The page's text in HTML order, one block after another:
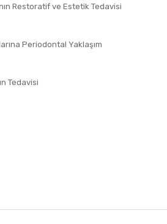
Restoratif ve Estetik Tedavisi
Periodontal Yaklaşım
Tedavisi